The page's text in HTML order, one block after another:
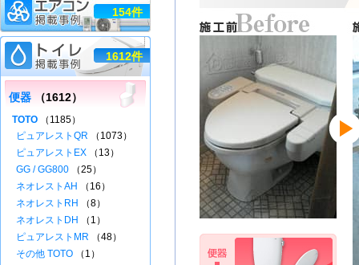
154件
1612件
便器 （1612）
TOTO （1185）
ピュアレストQR （1073）
ピュアレストEX （13）
GG / GG800 （25）
ネオレストAH
（16）
ネオレストRH
（8）
ネオレストDH
（1）
ピュアレストMR （48）
その他 TOTO （1）